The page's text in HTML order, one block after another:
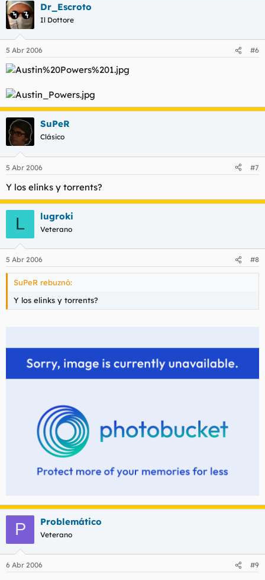
Dr_Escroto
Il Dottore
5 Abr 2006 #6
SuPeR
Clásico
5 Abr 2006 #7
Y los elinks y torrents?
L lugroki
Veterano
5 Abr 2006 #8
SuPeR rebuznó:
Y los elinks y torrents?
P Problemático
Veterano
6 Abr 2006 #9